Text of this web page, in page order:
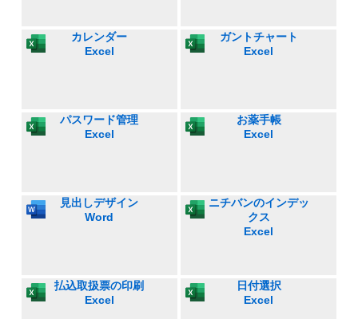
カレンダー
Excel
ガントチャート
Excel
パスワード管理
Excel
お薬手帳
Excel
見出しデザイン
Word
ニチバンのインデッ
クス
Excel
払込取扱票の印刷
Excel
日付選択
Excel